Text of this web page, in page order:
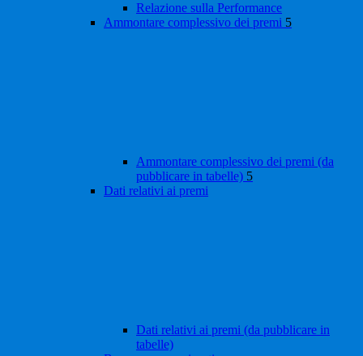
Relazione sulla Performance
Ammontare complessivo dei premi 5
Ammontare complessivo dei premi (da
pubblicare in tabelle) 5
Dati relativi ai premi
Dati relativi ai premi (da pubblicare in
tabelle)